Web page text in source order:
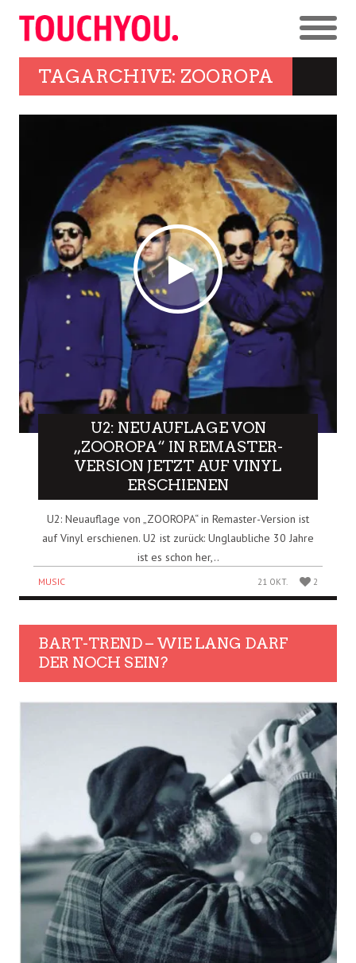
TAGARCHIVE: ZOOROPA
U2: NEUAUFLAGE VON
„ZOOROPA“ IN REMASTER-
VERSION JETZT AUF VINYL
ERSCHIENEN
U2: Neuauflage von „ZOOROPA“ in Remaster-Version ist
auf Vinyl erschienen. U2 ist zurück: Unglaubliche 30 Jahre
ist es schon her,..
MUSIC 21 OKT. 2
BART-TREND – WIE LANG DARF
DER NOCH SEIN?